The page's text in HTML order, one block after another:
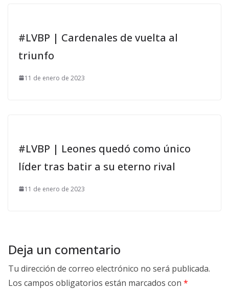
#LVBP | Cardenales de vuelta al
triunfo
11 de enero de 2023
#LVBP | Leones quedó como único
líder tras batir a su eterno rival
11 de enero de 2023
Deja un comentario
Tu dirección de correo electrónico no será publicada.
Los campos obligatorios están marcados con *